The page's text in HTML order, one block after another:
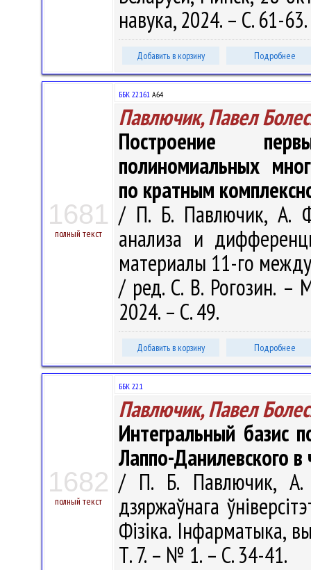
навука, 2024. – С. 61-63.
Добавить в корзину Подробнее
1681
полный текст
ББК 22.161 А64
Павлючик, Павел
Построение
полиномиальных
по кратным
/ П. Б. Павлючик, А.
анализа и
материалы 11-го
/ ред. С. В. Рогозин. –
2024. – С. 49.
Добавить в корзину Подробнее
1682
полный текст
ББК 22.1
Павлючик, Павел
Интегральный базис
Лаппо-Данилевского
/ П. Б. Павлючик, А.
дзяржаўнага
Фізіка. Інфарматыка,
Т. 7. – № 1. – С. 34-41.